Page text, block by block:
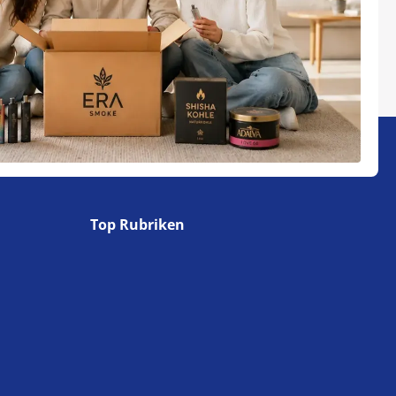
Top Rubriken